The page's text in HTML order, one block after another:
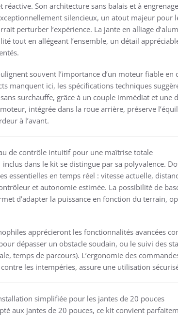
réactive. Son architecture sans balais et à
silencieux, un atout majeur pour
perturber l’expérience. La jante en alliage
tout en allégeant l’ensemble, un détail
souvent l’importance d’un moteur fiable
manquent ici, les spécifications techniques
surchauffe, grâce à un couple immédiat et
intégrée dans la roue arrière, préserve
à l’avant.
de contrôle intuitif pour une maîtrise totale
inclus dans le kit se distingue par sa polyvalence.
essentielles en temps réel : vitesse actuelle,
et autonomie estimée. La possibilité de
d’adapter la puissance en fonction du terrain,
apprécieront les fonctionnalités avancées
dépasser un obstacle soudain, ou le suivi des
temps de parcours). L’ergonomie des
les intempéries, assure une utilisation
simplifiée pour les jantes de 20 pouces
aux jantes de 20 pouces, ce kit convient